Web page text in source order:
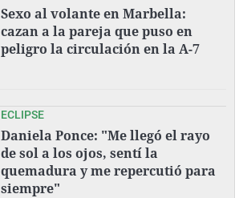
Sexo al volante en Marbella:
cazan a la pareja que puso en
peligro la circulación en la A-7
ECLIPSE
Daniela Ponce: "Me llegó el rayo
de sol a los ojos, sentí la
quemadura y me repercutió para
siempre"